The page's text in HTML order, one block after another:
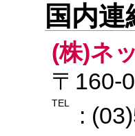
国内連
(株)ネ
〒160-
TEL :